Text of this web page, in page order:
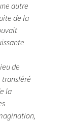
autre
de la
de
transféré
la